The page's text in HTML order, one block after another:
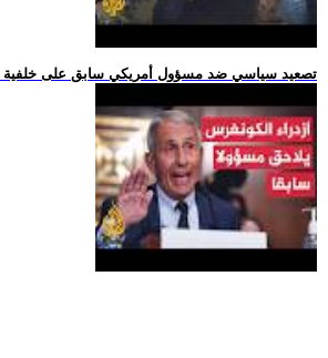
.. تصعيد سياسي ضد مسؤول أمريكي سابق على خلفية